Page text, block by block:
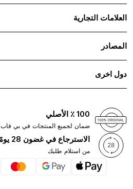
العلامات التجارية
المصادر
دول اخرى
100 ٪ الأصلي
ضمان لجميع المنتجات في بي فاب
الاسترجاع في غضون 28 يومًا
من استلام طلبك